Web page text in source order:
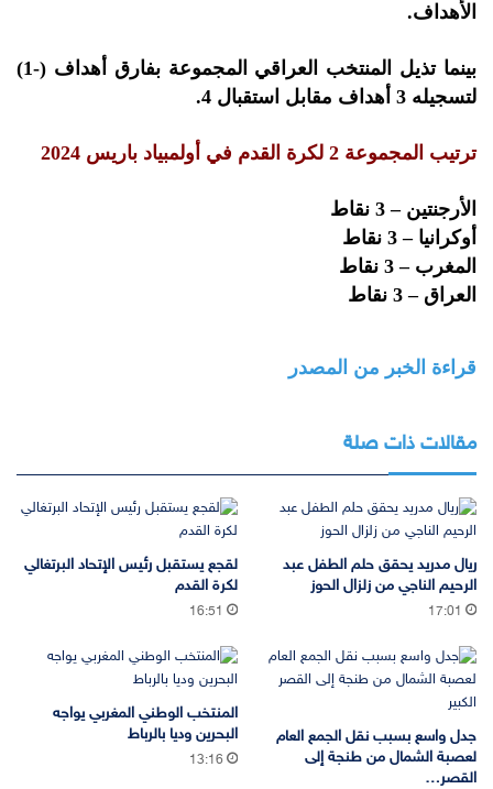
الأهداف.
بينما تذيل المنتخب العراقي المجموعة بفارق أهداف (-1)
لتسجيله 3 أهداف مقابل استقبال 4.
ترتيب المجموعة 2 لكرة القدم في أولمبياد باريس 2024
الأرجنتين – 3 نقاط
أوكرانيا – 3 نقاط
المغرب – 3 نقاط
العراق – 3 نقاط
قراءة الخبر من المصدر
مقالات ذات صلة
ريال مدريد يحقق حلم الطفل عبد
الرحيم الناجي من زلزال الحوز
17:01
لقجع يستقبل رئيس الإتحاد البرتغالي
لكرة القدم
16:51
جدل واسع بسبب نقل الجمع العام
لعصبة الشمال من طنجة إلى
القصر…
المنتخب الوطني المغربي يواجه
البحرين وديا بالرباط
13:16